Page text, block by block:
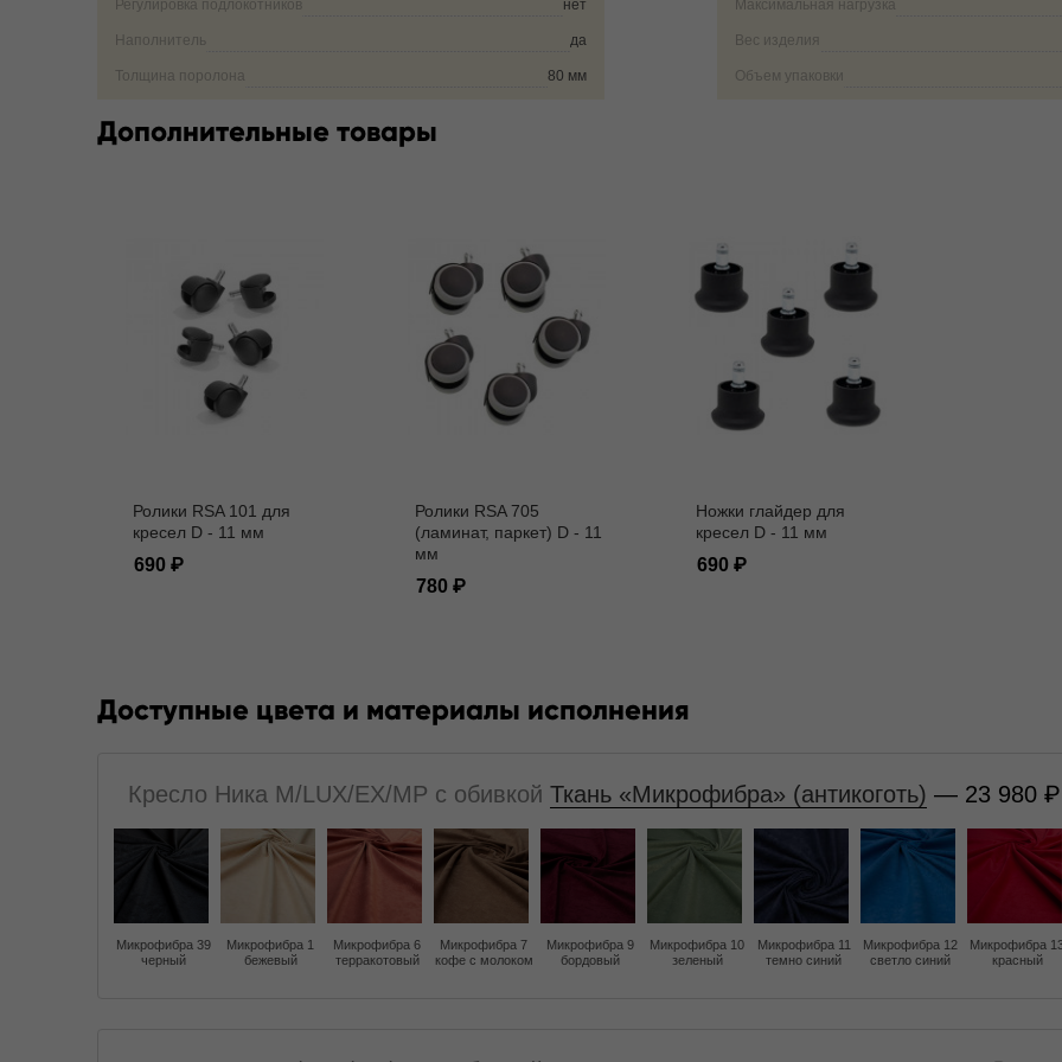
Регулировка подлокотников нет
Наполнитель да
Толщина поролона 80 мм
Максимальная нагрузка
Вес изделия
Объем упаковки
Дополнительные товары
Ролики RSA 101 для
кресел D - 11 мм
690
Ролики RSA 705
(ламинат, паркет) D - 11
мм
780
Ножки глайдер для
кресел D - 11 мм
690
Доступные цвета и материалы исполнения
Кресло Ника M/LUX/EX/MP с обивкой Ткань «Микрофибра» (антикоготь) — 23 980
Микрофибра 39
черный
Микрофибра 1
бежевый
Микрофибра 6
терракотовый
Микрофибра 7
кофе с молоком
Микрофибра 9
бордовый
Микрофибра 10
зеленый
Микрофибра 11
темно синий
Микрофибра 12
светло синий
Микрофибра
красный